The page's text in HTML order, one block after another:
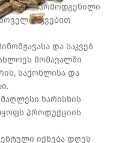
ქვეშ წარმოდგენილი
კვებით
და საკვებ
მომავალში
საქონლისა და
ხარისხის
პროდუქციის
იქნება დღეს